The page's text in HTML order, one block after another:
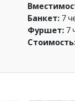
Банкет: 7
Фуршет: 7